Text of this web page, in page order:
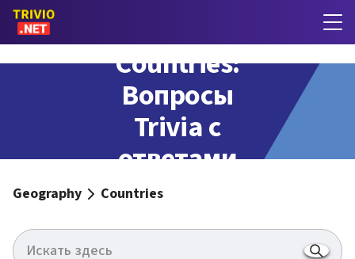
Countries:
Вопросы
Trivia с
ответами
Geography Countries